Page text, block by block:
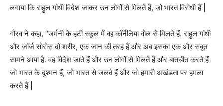
लगाया कि राहुल गांधी विदेश जाकर उन लोगों से मिलते हैं, जो भारत विरोधी हैं |
गौरव ने कहा, “जर्मनी के हर्टी स्कूल में वह कॉर्नेलिया वोल से मिलते हैं. राहुल गांधी
और जॉर्ज सोरोस दो शरीर, एक जान की तरह हैं और अब इसका एक और सबूत
सामने आया है. वह विदेश जाते हैं और उन लोगों से मिलते हैं और बातचीत करते हैं
जो भारत के दुश्मन हैं, जो भारत से जलते हैं और जो हमारी अखंडता पर हमला
करते हैं |